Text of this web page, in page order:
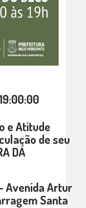
e Atitude
de seu
DA
Avenida Artur
Santa